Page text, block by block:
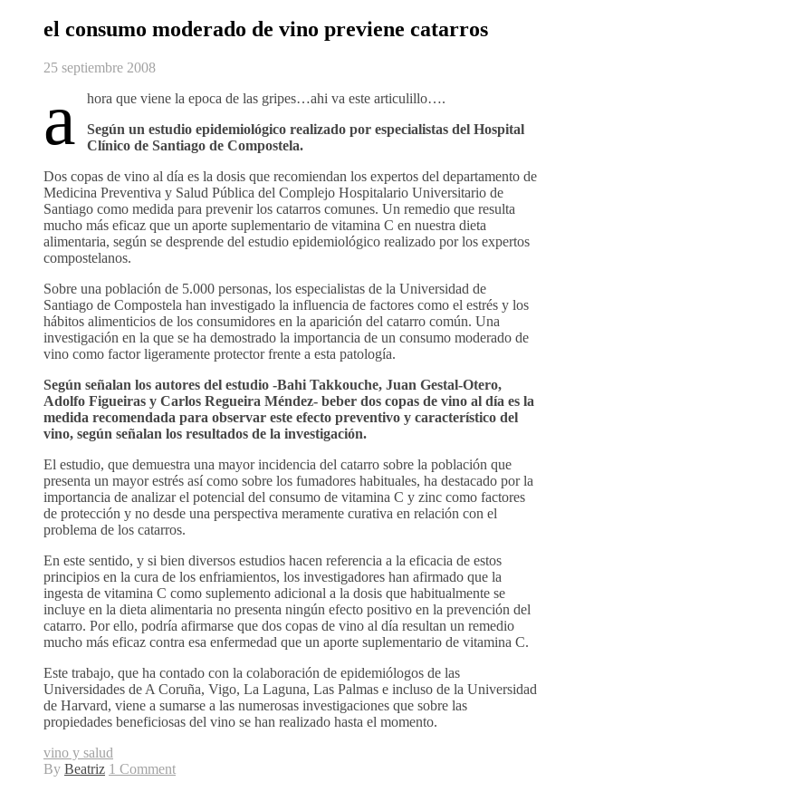
el consumo moderado de vino previene catarros
25 septiembre 2008
a
hora que viene la epoca de las gripes…ahi va este articulillo….
Según un estudio epidemiológico realizado por especialistas del Hospital
Clínico de Santiago de Compostela.
Dos copas de vino al día es la dosis que recomiendan los expertos del departamento de
Medicina Preventiva y Salud Pública del Complejo Hospitalario Universitario de
Santiago como medida para prevenir los catarros comunes. Un remedio que resulta
mucho más eficaz que un aporte suplementario de vitamina C en nuestra dieta
alimentaria, según se desprende del estudio epidemiológico realizado por los expertos
compostelanos.
Sobre una población de 5.000 personas, los especialistas de la Universidad de
Santiago de Compostela han investigado la influencia de factores como el estrés y los
hábitos alimenticios de los consumidores en la aparición del catarro común. Una
investigación en la que se ha demostrado la importancia de un consumo moderado de
vino como factor ligeramente protector frente a esta patología.
Según señalan los autores del estudio -Bahi Takkouche, Juan Gestal-Otero,
Adolfo Figueiras y Carlos Regueira Méndez- beber dos copas de vino al día es la
medida recomendada para observar este efecto preventivo y característico del
vino, según señalan los resultados de la investigación.
El estudio, que demuestra una mayor incidencia del catarro sobre la población que
presenta un mayor estrés así como sobre los fumadores habituales, ha destacado por la
importancia de analizar el potencial del consumo de vitamina C y zinc como factores
de protección y no desde una perspectiva meramente curativa en relación con el
problema de los catarros.
En este sentido, y si bien diversos estudios hacen referencia a la eficacia de estos
principios en la cura de los enfriamientos, los investigadores han afirmado que la
ingesta de vitamina C como suplemento adicional a la dosis que habitualmente se
incluye en la dieta alimentaria no presenta ningún efecto positivo en la prevención del
catarro. Por ello, podría afirmarse que dos copas de vino al día resultan un remedio
mucho más eficaz contra esa enfermedad que un aporte suplementario de vitamina C.
Este trabajo, que ha contado con la colaboración de epidemiólogos de las
Universidades de A Coruña, Vigo, La Laguna, Las Palmas e incluso de la Universidad
de Harvard, viene a sumarse a las numerosas investigaciones que sobre las
propiedades beneficiosas del vino se han realizado hasta el momento.
vino y salud
By Beatriz 1 Comment